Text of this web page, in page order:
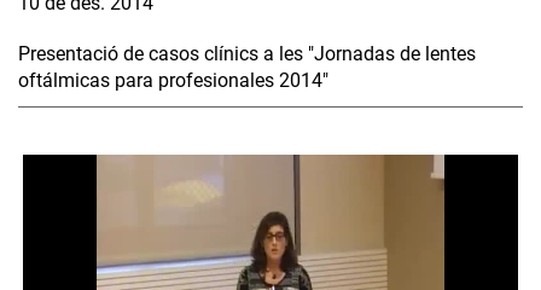
Presentació de casos clínics a les "Jornadas de lentes
oftálmicas para profesionales 2014"